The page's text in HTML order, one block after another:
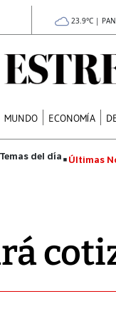
23.9°C |
MUNDO ECONOMÍA
Últimas